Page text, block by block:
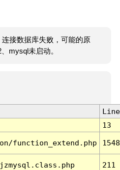
接数据库失败，可能的原
mysql未启动。
Line
13
function_extend.php 1548
211